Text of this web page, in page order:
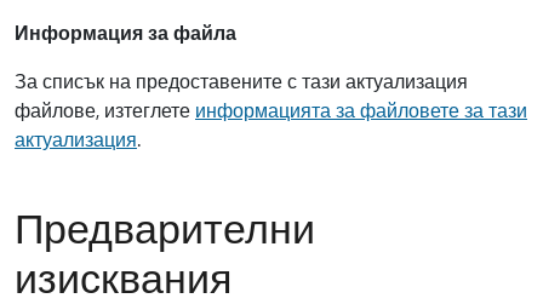
Информация за файла
За списък на предоставените с тази актуализация
файлове, изтеглете информацията за файловете за тази
актуализация.
Предварителни
изисквания